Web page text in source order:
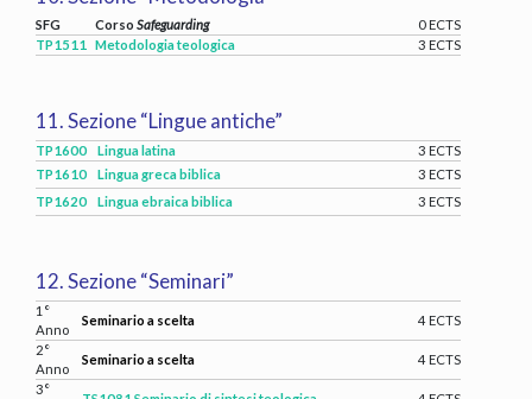
SFG Corso Safeguarding
0 ECTS
TP1511
Metodologia teologica 3 ECTS
11. Sezione “Lingue antiche”
TP1600 Lingua latina
3 ECTS
TP1610
Lingua greca biblica
3 ECTS
TP1620
Lingua ebraica biblica 3 ECTS
12. Sezione “Seminari”
1°
Anno
Seminario a scelta
4 ECTS
2°
Anno
Seminario a scelta
4 ECTS
3°